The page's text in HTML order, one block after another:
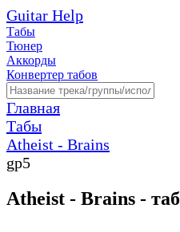
Guitar Help
Табы
Тюнер
Аккорды
Конвертер табов
Главная
Табы
Atheist - Brains
gp5
Atheist - Brains -